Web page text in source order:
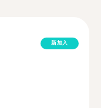
新加入